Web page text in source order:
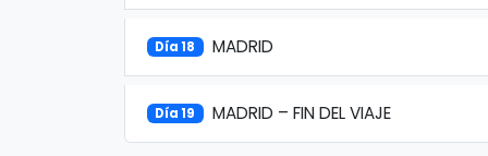
Día 18 MADRID
Día 19 MADRID – FIN DEL VIAJE